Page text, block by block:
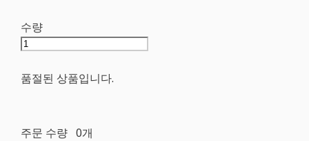
수량
품절된 상품입니다.
주문 수량 0개